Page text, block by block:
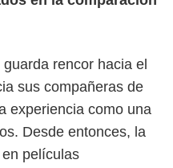
rencor hacia el
sus compañeras de
experiencia como una
Desde entonces, la
películas